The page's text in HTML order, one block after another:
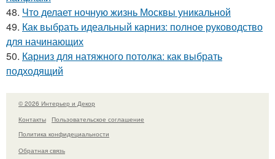
48. Что делает ночную жизнь Москвы уникальной
49. Как выбрать идеальный карниз: полное руководство
для начинающих
50. Карниз для натяжного потолка: как выбрать
подходящий
© 2026 Интерьер и Декор
Контакты
Пользовательское соглашение
Политика конфидециальности
Обратная связь